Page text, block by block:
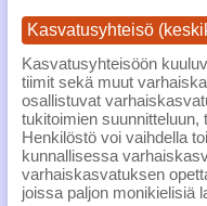
Kasvatusyhteisö
Kasvatusyhteisöön
tiimit sekä muut
osallistuvat
tukitoimien suunnitteluun,
Henkilöstö voi vaihdella
kunnallisessa
varhaiskasvatuksen
joissa paljon monikielisiä